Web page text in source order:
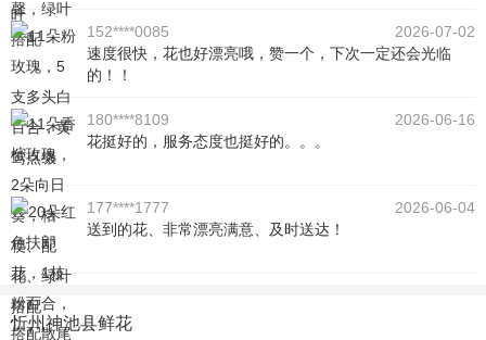
152****0085
2026-07-02
速度很快，花也好漂亮哦，赞一个，下次一定还会光临
的！！
180****8109
2026-06-16
花挺好的，服务态度也挺好的。。。
177****1777
2026-06-04
送到的花、非常漂亮满意、及时送达！
忻州神池县鲜花